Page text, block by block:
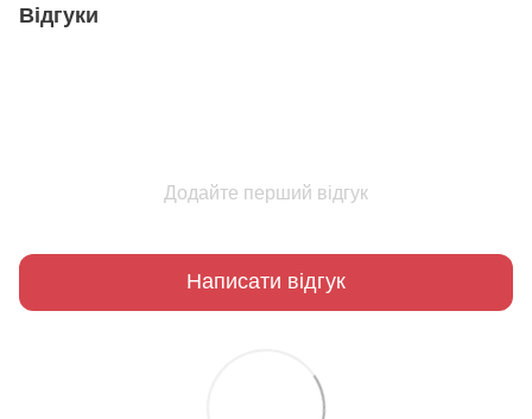
Відгуки
Додайте перший відгук
Написати відгук